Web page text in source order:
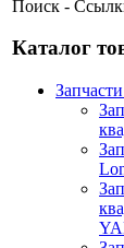
Поиск -
Каталог